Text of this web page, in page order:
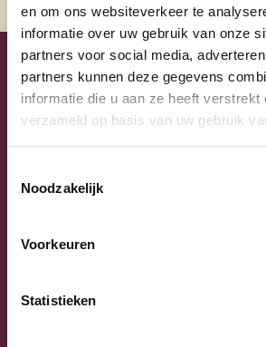
en om ons websiteverkeer te
informatie over uw gebruik van onze
partners voor social media,
partners kunnen deze gegevens
informatie die u aan ze heeft verstrekt
verzameld op basis van uw gebruik
Noodzakelijk
Voorkeuren
Statistieken
Uw
Previous